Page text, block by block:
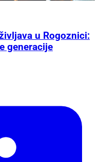
u Rogoznici:
generacije